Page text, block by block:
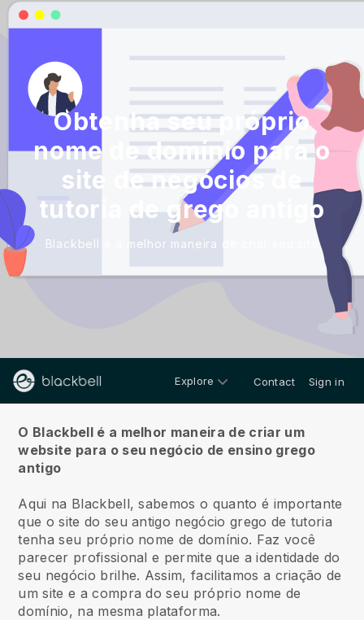
Obtenha seu próprio
nome de domínio para o
site de negócios de
tutoria de grego antigo
Blackbell é a melhor maneira de criar seu site
Explore Contact Sign in
O Blackbell é a melhor maneira de criar um
website para o seu negócio de ensino grego
antigo
Aqui na Blackbell, sabemos o quanto é importante
que o site do seu antigo negócio grego de tutoria
tenha seu próprio nome de domínio. Faz você
parecer profissional e permite que a identidade do
seu negócio brilhe. Assim, facilitamos a criação de
um site e a compra do seu próprio nome de
domínio, na mesma plataforma.